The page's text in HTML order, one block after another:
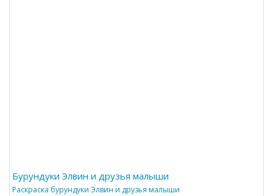
Бурундуки Элвин и друзья малыши
Раскраска бурундуки Элвин и друзья малыши